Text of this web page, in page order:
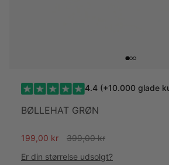
4.4 (+10.000 glade
BØLLEHAT GRØN
199,00 kr
Almindelig
399,00 kr
Er din størrelse udsolgt?